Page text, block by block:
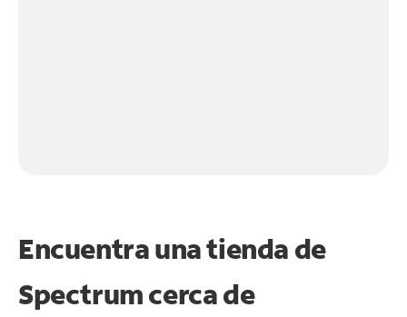
Encuentra una tienda de
Spectrumcerca de